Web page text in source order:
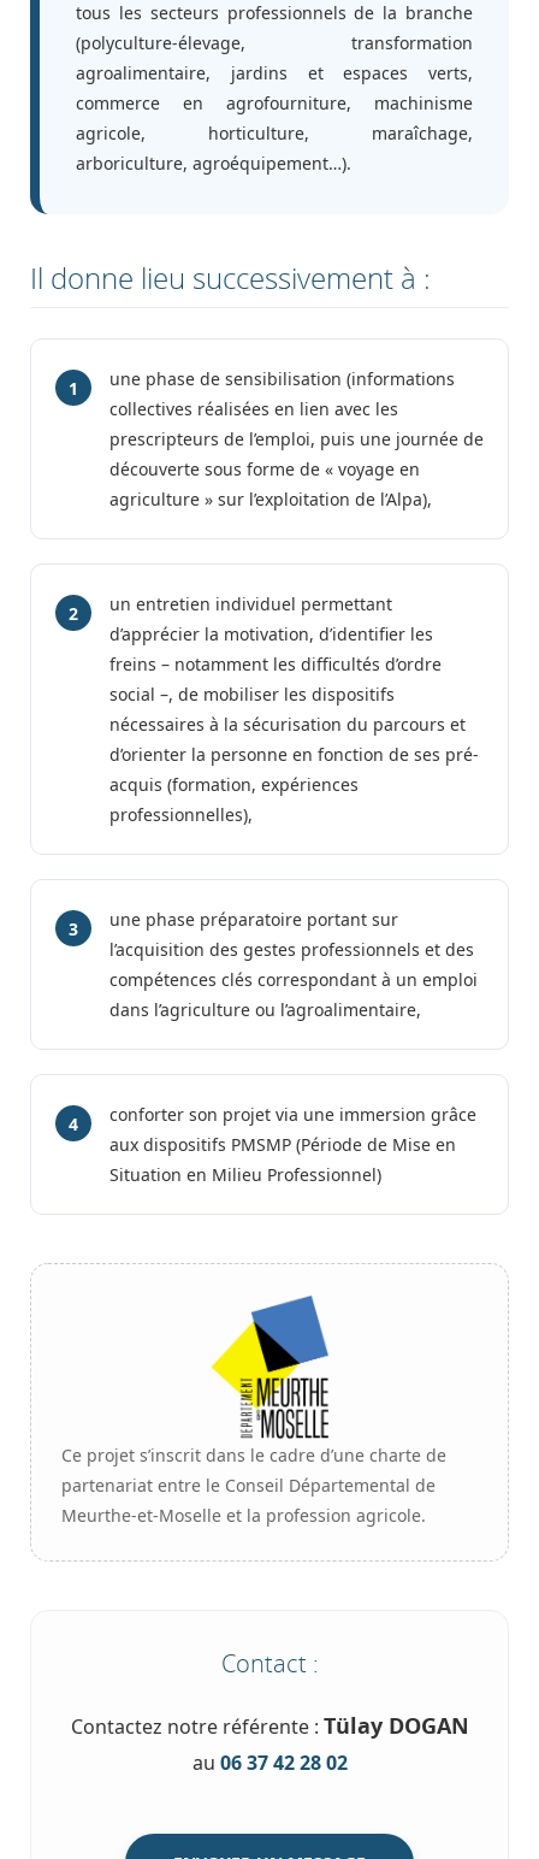
tous les secteurs professionnels de la branche
(polyculture-élevage, transformation
agroalimentaire, jardins et espaces verts,
commerce en agrofourniture, machinisme
agricole, horticulture, maraîchage,
arboriculture, agroéquipement…).
Il donne lieu successivement à :
1
une phase de sensibilisation (informations
collectives réalisées en lien avec les
prescripteurs de l’emploi, puis une journée de
découverte sous forme de « voyage en
agriculture » sur l’exploitation de l’Alpa),
2
un entretien individuel permettant
d’apprécier la motivation, d’identifier les
freins – notamment les difficultés d’ordre
social –, de mobiliser les dispositifs
nécessaires à la sécurisation du parcours et
d’orienter la personne en fonction de ses pré-
acquis (formation, expériences
professionnelles),
3
une phase préparatoire portant sur
l’acquisition des gestes professionnels et des
compétences clés correspondant à un emploi
dans l’agriculture ou l’agroalimentaire,
4
conforter son projet via une immersion grâce
aux dispositifs PMSMP (Période de Mise en
Situation en Milieu Professionnel)
Ce projet s’inscrit dans le cadre d’une charte de
partenariat entre le Conseil Départemental de
Meurthe-et-Moselle et la profession agricole.
Contact :
Contactez notre référente : Tülay DOGAN
au 06 37 42 28 02